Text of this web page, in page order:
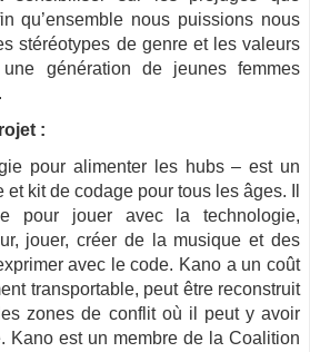
qu’ensemble nous puissions nous
stéréotypes de genre et les valeurs
génération de jeunes femmes
:
pour alimenter les hubs – est un
kit de codage pour tous les âges. Il
pour jouer avec la technologie,
jouer, créer de la musique et des
avec le code. Kano a un coût
transportable, peut être reconstruit
zones de conflit où il peut y avoir
Kano est un membre de la Coalition